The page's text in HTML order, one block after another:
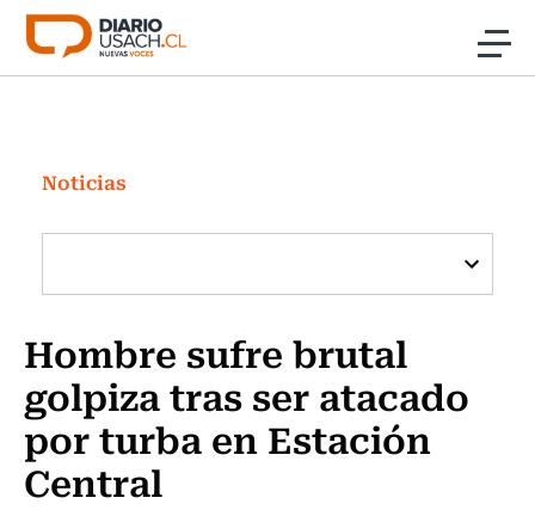
Click acá para ir directamente al contenido
Investigación
Cultura
Programas Radio y TV Usach
Noticias
Hombre sufre brutal
golpiza tras ser atacado
por turba en Estación
Central